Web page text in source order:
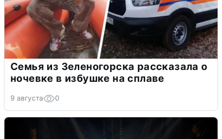
Семья из Зеленогорска рассказала о
ночевке в избушке на сплаве
9 августа 0